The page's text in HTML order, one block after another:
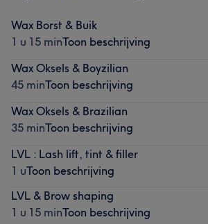
Wax Borst & Buik
1 u 15 minToon beschrijving
Wax Oksels & Boyzilian
45 minToon beschrijving
Wax Oksels & Brazilian
35 minToon beschrijving
LVL : Lash lift, tint & filler
1 uToon beschrijving
LVL & Brow shaping
1 u 15 minToon beschrijving